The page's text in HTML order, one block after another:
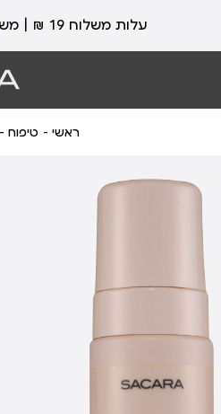
עלות משלוח 19 ₪ | משלוח חינם עד הבית בכל קנייה מעל 99 ₪
ראשי טיפוח